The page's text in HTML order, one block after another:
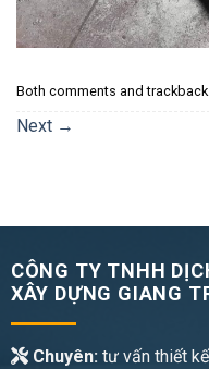
Both comments and
Next →
CÔNG TY TNHH
XÂY DỰNG GIANG
Chuyên:tư vấn thiết